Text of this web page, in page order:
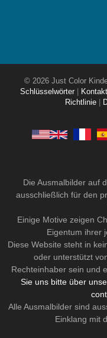
© 2026 Just Color
Schlüsselwörter
Richtlinie
Die Ausmalbilder auf
ausschließlich für den
Einige Motive zeigen
Eigentum ihrer
Diese Website steht in
oder unterstützt
Rechteinhaber sein und
Sie uns bitte über
Alle Ausmalbilder sind
Einklang mit